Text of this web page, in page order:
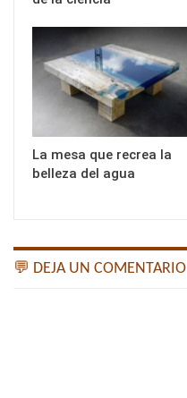
La mesa que recrea la
belleza del agua
💬 DEJA UN COMENTARIO